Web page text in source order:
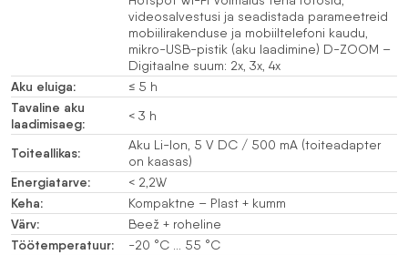
videosalvestusi ja seadistada parameetreid
mobiilirakenduse ja mobiiltelefoni kaudu,
mikro-USB-pistik (aku laadimine) D-ZOOM –
Digitaalne suum: 2x, 3x, 4x
Aku eluiga: ≤ 5 h
Tavaline aku
laadimisaeg:
< 3 h
Toiteallikas:
Aku Li-Ion, 5 V DC / 500 mA (toiteadapter
on kaasas)
Energiatarve: < 2,2W
Keha: Kompaktne – Plast + kumm
Värv: Beež + roheline
Töötemperatuur: -20 °C … 55 °C